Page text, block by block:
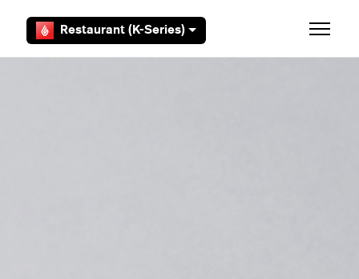
Restaurant (K-Series)